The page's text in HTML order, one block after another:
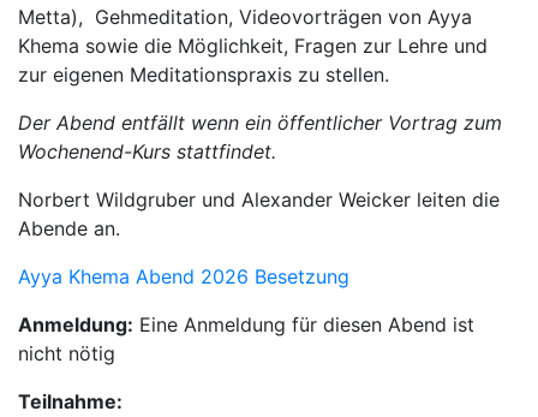
Metta), Gehmeditation, Videovorträgen von Ayya
Khema sowie die Möglichkeit, Fragen zur Lehre und
zur eigenen Meditationspraxis zu stellen.
Der Abend entfällt wenn ein öffentlicher Vortrag zum
Wochenend-Kurs stattfindet.
Norbert Wildgruber und Alexander Weicker leiten die
Abende an.
Ayya Khema Abend 2026 Besetzung
Anmeldung: Eine Anmeldung für diesen Abend ist
nicht nötig
Teilnahme: